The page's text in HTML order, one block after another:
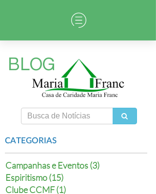
Campanhas e Eventos (3)
Espiritismo (15)
Clube CCMF (1)
CATEGORIAS
BLOG